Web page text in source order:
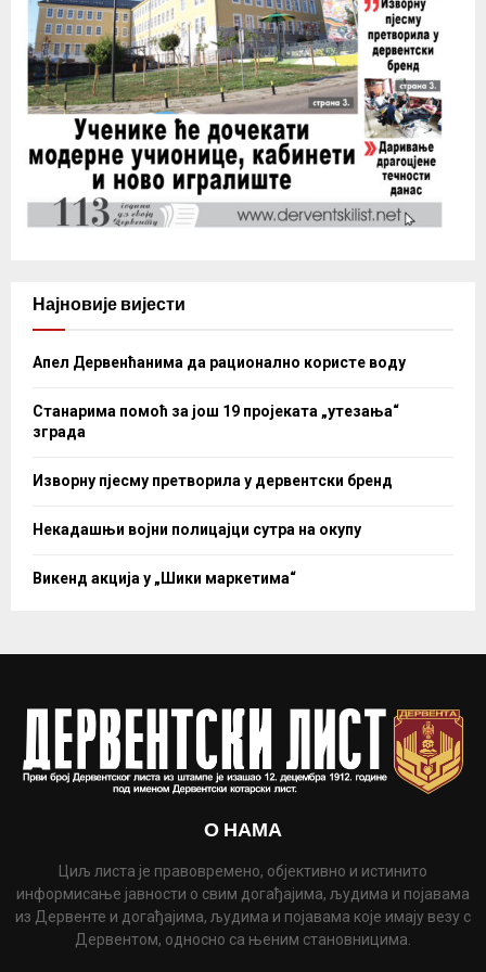
Најновије вијести
Апел Дервенћанима да рационално користе воду
Станарима помоћ за још 19 пројеката „утезања“
зграда
Изворну пјесму претворила у дервентски бренд
Некадашњи војни полицајци сутра на окупу
Викенд акција у „Шики маркетима“
О НАМА
Циљ листа је правовремено, објективно и истинито
информисање јавности о свим догађајима, људима и појавама
из Дервенте и догађајима, људима и појавама које имају везу с
Дервентом, односно са њеним становницима.